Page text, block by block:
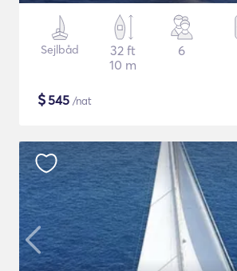
Sejlbåd
32 ft
10 m
6
$545 /nat